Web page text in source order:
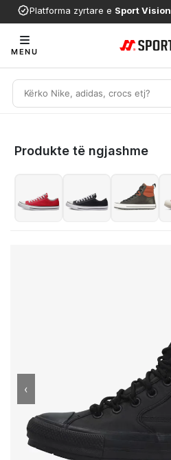
Platforma zyrtare e Sport Vision
MENU
Produkte të ngjashme
‹